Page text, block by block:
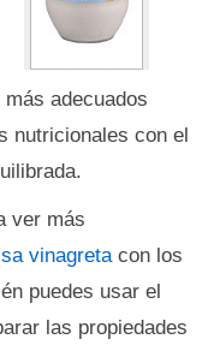
adecuados
nutricionales con el
ver más
vinagretacon los
puedes usar el
las propiedades